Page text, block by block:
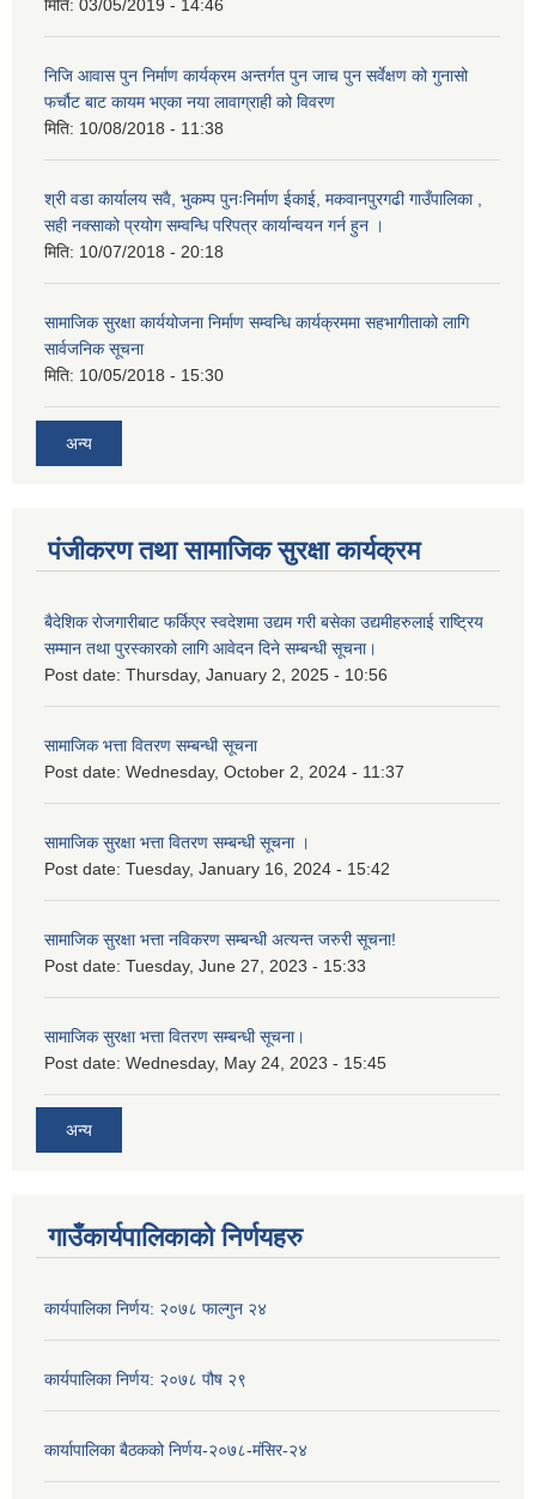
मिति: 03/05/2019 - 14:46
निजि आवास पुन निर्माण कार्यक्रम अन्तर्गत पुन जाच पुन सर्वेक्षण को गुनासो
फर्चौट बाट कायम भएका नया लावाग्राही को विवरण
मिति: 10/08/2018 - 11:38
श्री वडा कार्यालय सवै, भुकम्प पुनःनिर्माण ईकाई, मकवानपुरगढी गाउँपालिका ,
सही नक्साको प्रयोग सम्वन्धि परिपत्र कार्यान्वयन गर्न हुन ।
मिति: 10/07/2018 - 20:18
सामाजिक सुरक्षा कार्ययोजना निर्माण सम्वन्धि कार्यक्रममा सहभागीताको लागि
सार्वजनिक सूचना
मिति: 10/05/2018 - 15:30
अन्य
पंजीकरण तथा सामाजिक सुरक्षा कार्यक्रम
बैदेशिक रोजगारीबाट फर्किएर स्वदेशमा उद्यम गरी बसेका उद्यमीहरुलाई राष्‍ट्रिय
सम्मान तथा पुरस्कारको लागि आवेदन दिने सम्बन्धी सूचना।
Post date: Thursday, January 2, 2025 - 10:56
सामाजिक भत्ता वितरण सम्बन्धी सूचना
Post date: Wednesday, October 2, 2024 - 11:37
सामाजिक सुरक्षा भत्ता वितरण सम्बन्धी सूचना ।
Post date: Tuesday, January 16, 2024 - 15:42
सामाजिक सुरक्षा भत्ता नविकरण सम्बन्धी अत्यन्त जरुरी सूचना!
Post date: Tuesday, June 27, 2023 - 15:33
सामाजिक सुरक्षा भत्ता वितरण सम्बन्धी सूचना।
Post date: Wednesday, May 24, 2023 - 15:45
अन्य
गाउँकार्यपालिकाको निर्णयहरु
कार्यपालिका निर्णय: २०७८ फाल्गुन २४
कार्यपालिका निर्णय: २०७८ पौष २९
कार्यापालिका बैठकको निर्णय-२०७८-मंसिर-२४